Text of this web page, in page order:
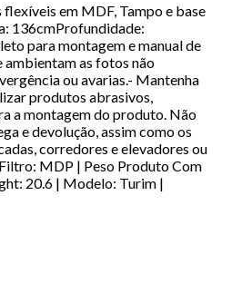
em MDF, Tampo e base
136cmProfundidade:
para montagem e manual de
as fotos não
ou avarias.- Mantenha
produtos abrasivos,
a montagem do produto. Não
e devolução, assim como os
corredores e elevadores ou
MDP | Peso Produto Com
20.6 | Modelo: Turim |